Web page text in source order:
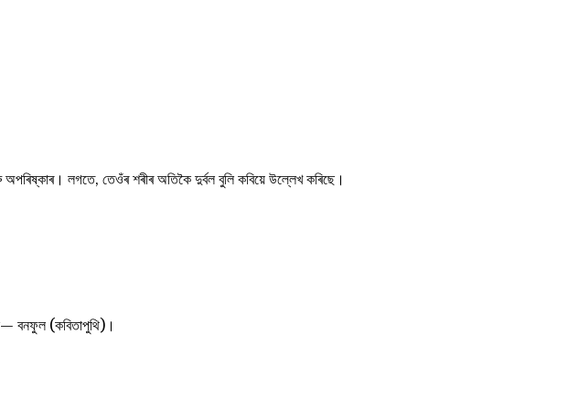
লগতে, তেওঁৰ শৰীৰ অতিকৈ দুৰ্বল বুলি কবিয়ে উল্লেখ কৰিছে।
বনফুল (কবিতাপুথি)।